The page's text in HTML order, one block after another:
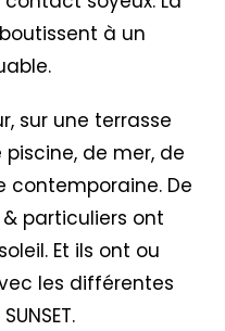
à un
sur une terrasse
de mer, de
contemporaine. De
particuliers ont
Et ils ont ou
les différentes